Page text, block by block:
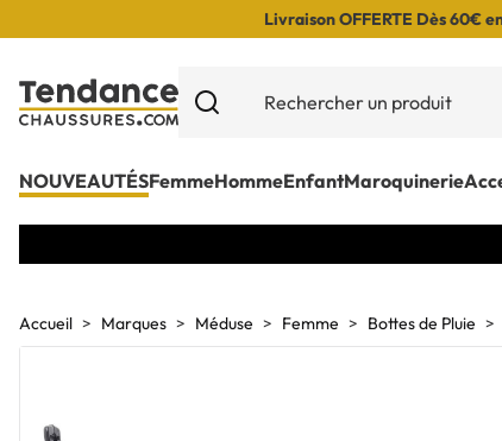
Livraison OFFERTE Dès 60€
NOUVEAUTÉSFemmeHommeEnfantMaroquinerie
Accueil Marques Méduse Femme Bottes de Pluie